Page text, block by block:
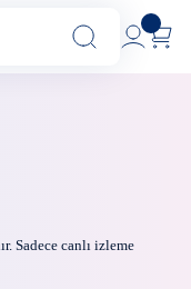
Sadece canlı izleme